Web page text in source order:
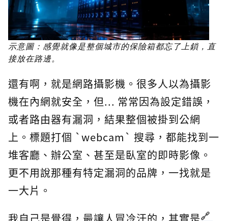
示意圖：感覺就像是整個城市的保險箱都忘了上鎖，直
接放在路邊。
還有啊，就是網路攝影機。很多人以為攝影
機在內網就安全，但... 常常因為設定錯誤，
或者路由器有漏洞，結果整個被掛到公網
上。標題打個 `webcam` 搜尋，都能找到一
堆客廳、辦公室、甚至是臥室的即時影像。
更不用說那種有特定漏洞的品牌，一找就是
一大片。